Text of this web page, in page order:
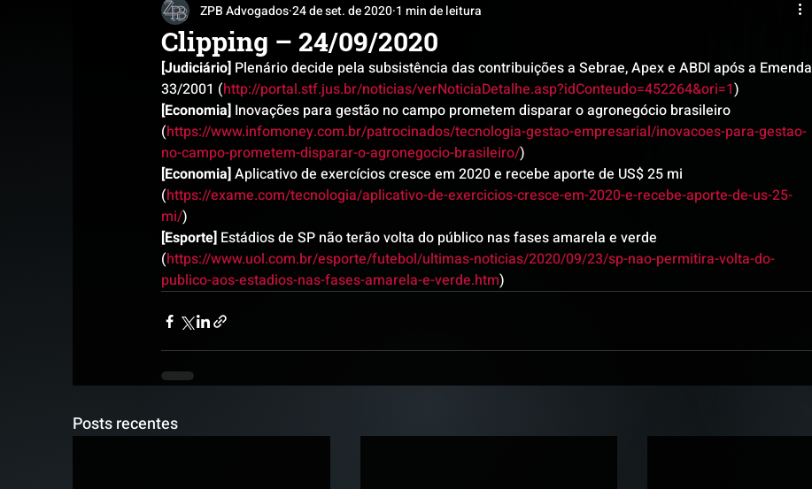
Reconhecimento Tributário Pós-evento TRANSPORTE
Clipping – 24/09/2020
ZPB Advogados24 de set. de 2020 1 min de leitura
[Judiciário] Plenário decide pela subsistência das contribuições a Sebrae, Apex e ABDI após a Emenda
33/2001 (http://portal.stf.jus.br/noticias/verNoticiaDetalhe.asp?idConteudo=452264&ori=1)
[Economia] Inovações para gestão no campo prometem disparar o agronegócio brasileiro
(https://www.infomoney.com.br/patrocinados/tecnologia-gestao-empresarial/inovacoes-para-gestao-
no-campo-prometem-disparar-o-agronegocio-brasileiro/)
[Economia] Aplicativo de exercícios cresce em 2020 e recebe aporte de US$ 25 mi
(https://exame.com/tecnologia/aplicativo-de-exercicios-cresce-em-2020-e-recebe-aporte-de-us-25-
mi/)
[Esporte] Estádios de SP não terão volta do público nas fases amarela e verde
(https://www.uol.com.br/esporte/futebol/ultimas-noticias/2020/09/23/sp-nao-permitira-volta-do-
publico-aos-estadios-nas-fases-amarela-e-verde.htm)
Posts recentes